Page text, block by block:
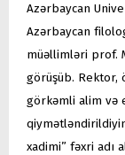
Azərbaycan
Azərbaycan
müəllimləri prof.
görüşüb. Rektor,
görkəmli alim və
xadimi” fəxri adı